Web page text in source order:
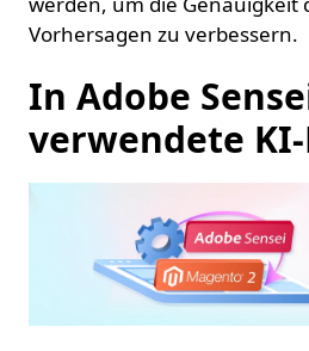
Vorhersagen zu verbessern.
In Adobe
verwendete